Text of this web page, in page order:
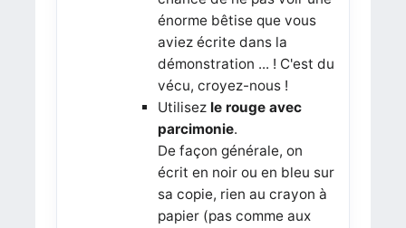
énorme bêtise que vous
aviez écrite dans la
démonstration ... ! C'est du
vécu, croyez-nous !
Utilisez le rouge avec
parcimonie.
De façon générale, on
écrit en noir ou en bleu sur
sa copie, rien au crayon à
papier (pas comme aux